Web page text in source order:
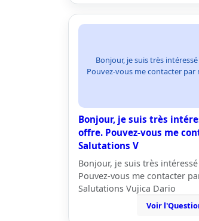
Bonjour, je suis très
Pouvez-vous me contacter par
Bonjour, je suis très
offre. Pouvez-vous me
Salutations V
Bonjour, je suis très
Pouvez-vous me contacter
Salutations Vujica Dario
Voir